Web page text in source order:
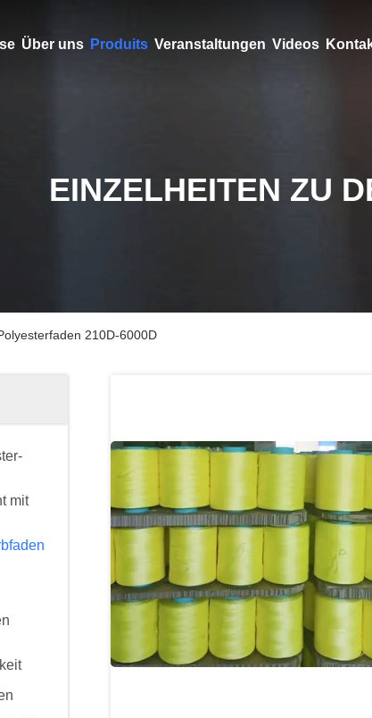
Über uns Produits Veranstaltungen Videos
EINZELHEITEN ZU
210D-6000D
mit